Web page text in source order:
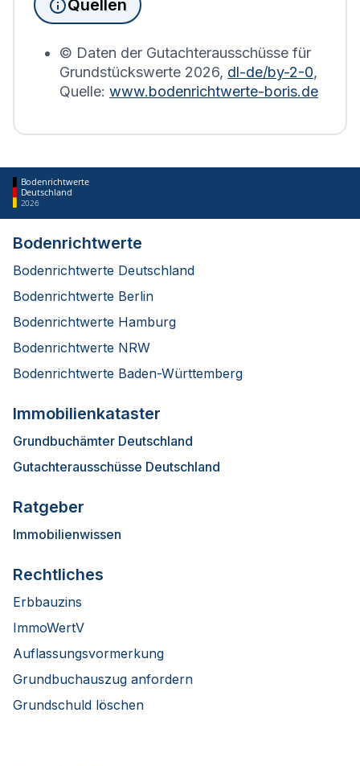
Bodenrichtwerts des entsprechenden Jahres
Quellen
© Daten der Gutachterausschüsse für
Grundstückswerte 2026, dl-de/by-2-0,
Quelle: www.bodenrichtwerte-boris.de
Bodenrichtwerte
Deutschland
2026
Bodenrichtwerte
Bodenrichtwerte Deutschland
Bodenrichtwerte Berlin
Bodenrichtwerte Hamburg
Bodenrichtwerte NRW
Bodenrichtwerte Baden-Württemberg
Immobilienkataster
Grundbuchämter Deutschland
Gutachterausschüsse Deutschland
Ratgeber
Immobilienwissen
Rechtliches
Erbbauzins
ImmoWertV
Auflassungsvormerkung
Grundbuchauszug anfordern
Grundschuld löschen